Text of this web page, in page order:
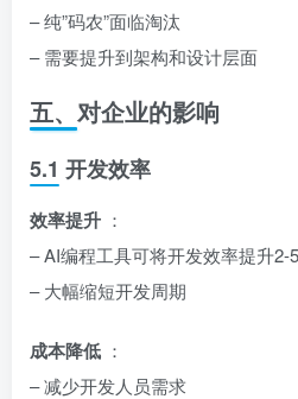
– 纯”码农”面临淘汰
– 需要提升到架构和设计层面
五、对企业的影响
5.1 开发效率
效率提升 ：
– AI编程工具可将开发效率提升2-
– 大幅缩短开发周期
成本降低 ：
– 减少开发人员需求